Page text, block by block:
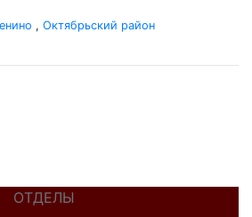
, Октябрьский район
ОТДЕЛЫ